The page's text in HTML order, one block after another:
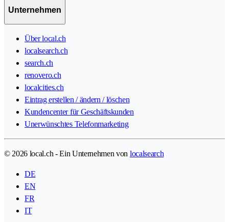
Unternehmen
Über local.ch
localsearch.ch
search.ch
renovero.ch
localcities.ch
Eintrag erstellen / ändern / löschen
Kundencenter für Geschäftskunden
Unerwünschtes Telefonmarketing
© 2026 local.ch - Ein Unternehmen von localsearch
DE
EN
FR
IT